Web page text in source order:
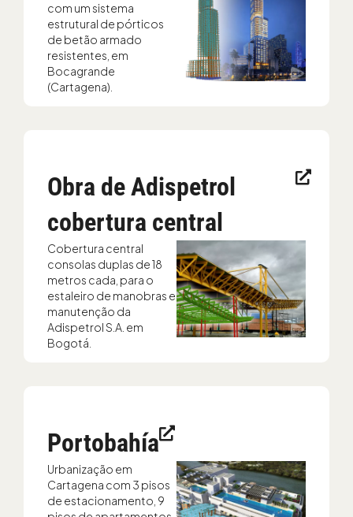
com um sistema
estrutural de pórticos
de betão armado
resistentes, em
Bocagrande
(Cartagena).
Obra de Adispetrol
cobertura central
Cobertura central
consolas duplas de 18
metros cada, para o
estaleiro de manobras e
manutenção da
Adispetrol S.A. em
Bogotá.
Portobahía
Urbanização em
Cartagena com 3 pisos
de estacionamento, 9